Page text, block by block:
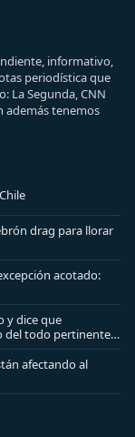
informativo,
periodística que
La Segunda, CNN
además tenemos
drag para llorar
acotado:
y dice que
del todo pertinente
afectando al